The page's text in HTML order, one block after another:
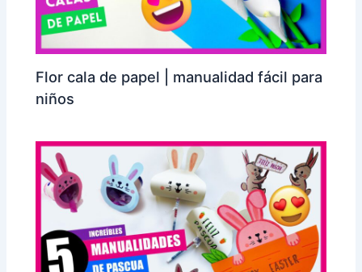
Flor cala de papel | manualidad fácil para
niños